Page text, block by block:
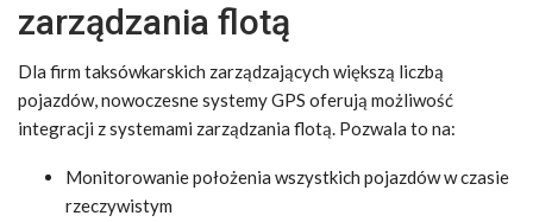
zarządzania flotą
Dla firm taksówkarskich zarządzających większą liczbą
pojazdów, nowoczesne systemy GPS oferują możliwość
integracji z systemami zarządzania flotą. Pozwala to na:
Monitorowanie położenia wszystkich pojazdów w czasie
rzeczywistym